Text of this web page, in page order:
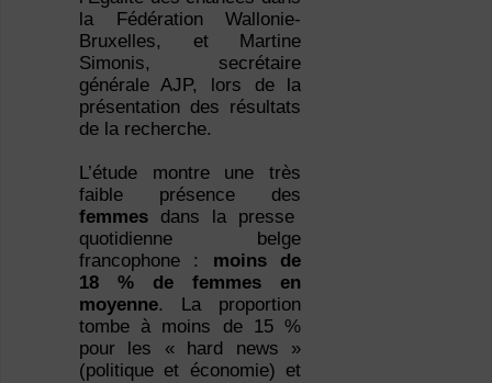
la Fédération Wallonie-
Bruxelles, et Martine
Simonis, secrétaire
générale AJP, lors de la
présentation des résultats
de la recherche.
L’étude montre une très
faible présence des
femmesdans la presse
quotidienne belge
francophone : moins de
18 % de femmes en
moyenne. La proportion
tombe à moins de 15 %
pour les « hard news »
(politique et économie) et